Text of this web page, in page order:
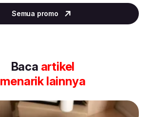
Semua promo
Baca artikel
menarik lainnya